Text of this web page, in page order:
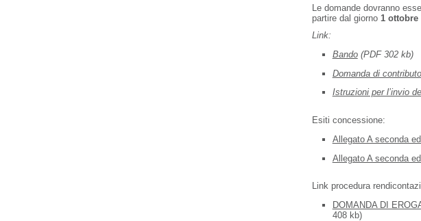
Le domande dovranno
partire dal giorno 1 ottobre
Link:
Bando(PDF 302 kb)
Domanda di
Istruzioni per l’invio
Esiti concessione:
Allegato A seconda
Allegato A seconda
Link procedura
DOMANDA DI
408 kb)